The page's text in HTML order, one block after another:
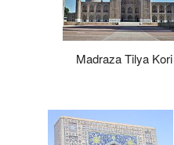
Madraza Tilya Kori